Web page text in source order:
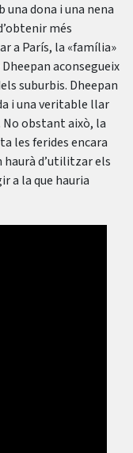
una dona i una nena
més
a París, la «família»
aconsegueix
suburbis. Dheepan
i una veritable llar
No obstant això, la
les ferides encara
haurà d’utilitzar els
a la que hauria